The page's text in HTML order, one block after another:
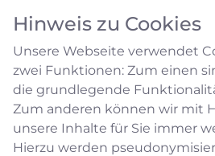
Sport- und
Hinweis zu Cookies
Unsere Webseite verwendet
zwei Funktionen: Zum einen
die grundlegende
Zum anderen können wir mit
unsere Inhalte für Sie immer
Hierzu werden